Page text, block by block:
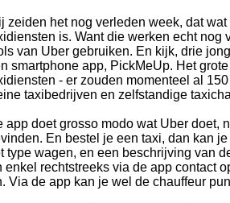
zeiden het nog verleden week, dat
is. Want die werken echt
van Uber gebruiken. En kijk, drie
smartphone app, PickMeUp. Het
- er zouden momenteel al
taxibedrijven en zelfstandige
app doet grosso modo wat Uber doet,
En bestel je een taxi, dan kan
type wagen, en een beschrijving van
rechtstreeks via de app contact
de app kan je wel de chauffeur